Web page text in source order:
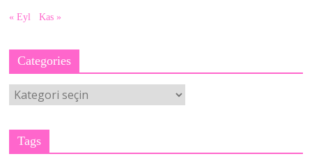
« Eyl Kas »
Categories
Categories
Tags